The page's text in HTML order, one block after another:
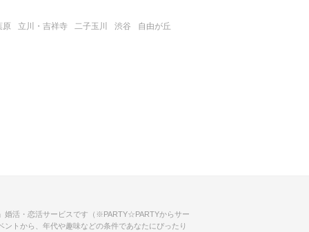
原 立川・吉祥寺 二子玉川 渋谷 自由が丘
婚活・恋活サービスです（※PARTY☆PARTYからサー
トから、年代や趣味などの条件であなたにぴったり